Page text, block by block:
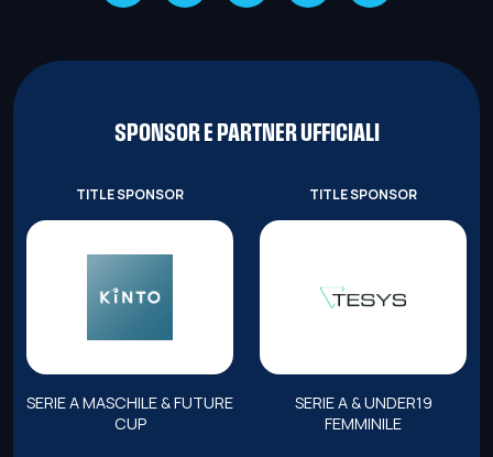
SPONSOR E PARTNER UFFICIALI
TITLE SPONSOR
SERIE A MASCHILE & FUTURE
CUP
TITLE SPONSOR
SERIE A & UNDER19
FEMMINILE